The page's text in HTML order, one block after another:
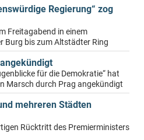
Regierung“ zog
Freitagabend in einem
Burg bis zum Altstädter Ring
für die Demokratie“ hat
Marsch durch Prag angekündigt
mehreren Städten
Rücktritt des Premierministers